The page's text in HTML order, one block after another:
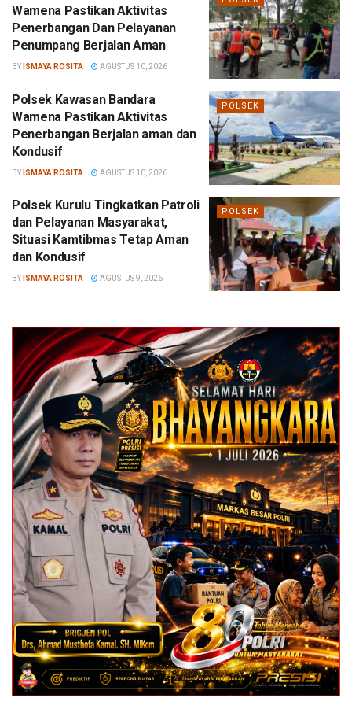
Wamena Pastikan Aktivitas
Penerbangan Dan Pelayanan
Penumpang Berjalan Aman
BY ISMAYA ROSITA AGUSTUS 10, 2026
POLSEK
Polsek Kawasan Bandara
Wamena Pastikan Aktivitas
Penerbangan Berjalan aman dan
Kondusif
BY ISMAYA ROSITA AGUSTUS 10, 2026
POLSEK
Polsek Kurulu Tingkatkan Patroli
dan Pelayanan Masyarakat,
Situasi Kamtibmas Tetap Aman
dan Kondusif
BY ISMAYA ROSITA AGUSTUS 9, 2026